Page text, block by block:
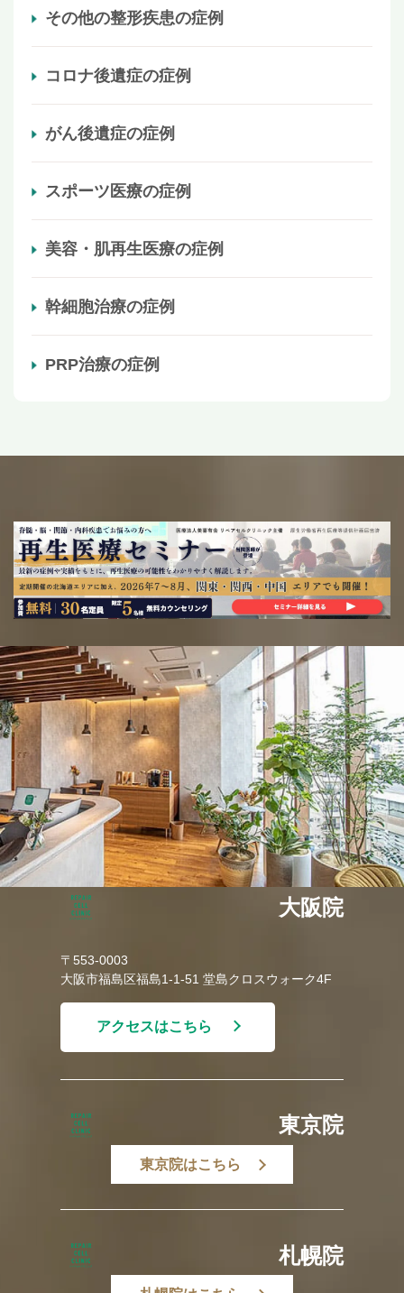
その他の整形疾患の症例
コロナ後遺症の症例
がん後遺症の症例
スポーツ医療の症例
美容・肌再生医療の症例
幹細胞治療の症例
PRP治療の症例
大阪院
〒553-0003
大阪市福島区福島1-1-51 堂島クロスウォーク4F
アクセスはこちら
東京院
東京院はこちら
札幌院